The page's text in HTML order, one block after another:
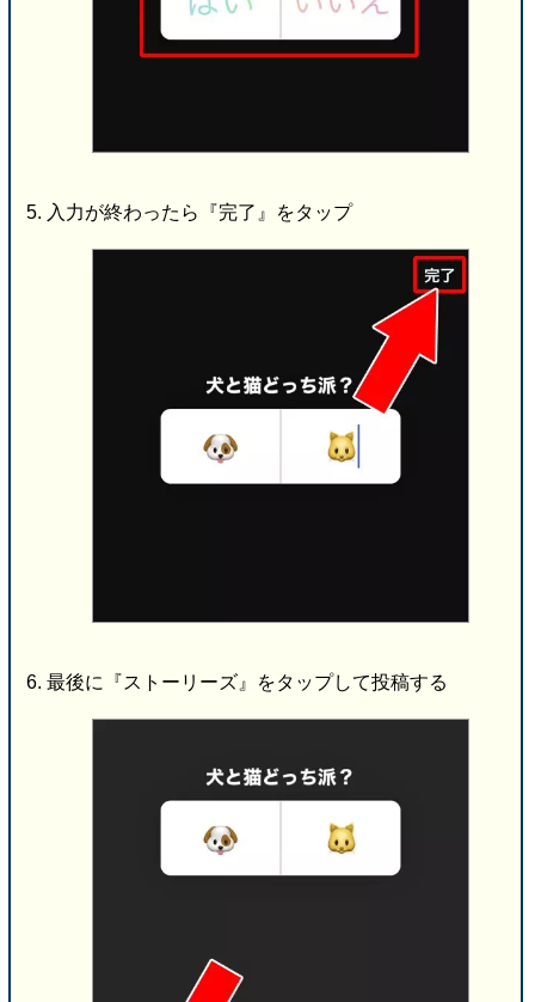
入力が終わったら『完了』をタップ
最後に『ストーリーズ』をタップして投稿する